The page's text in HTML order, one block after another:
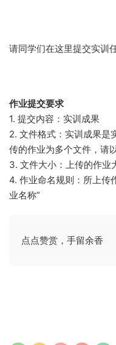
请同学们在这里提交实训
作业提交要求
1. 提交内容：实训成果
2. 文件格式：实训成果是
传的作业为多个文件，请
3. 文件大小：上传的作业
4. 作业命名规则：所上传
业名称”
点点赞赏，手留余香